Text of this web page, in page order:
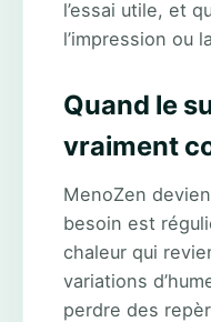
l’essai utile, et
l’impression ou
Quand le
vraiment
MenoZen
besoin est
chaleur qui
variations
perdre des